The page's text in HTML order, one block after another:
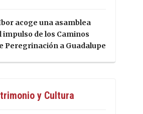
acoge una asamblea
impulso de los Caminos
Peregrinación a Guadalupe
y Cultura